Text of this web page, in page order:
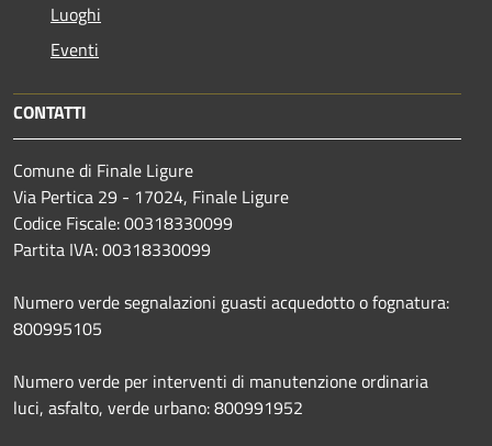
Luoghi
Eventi
CONTATTI
Comune di Finale Ligure
Via Pertica 29 - 17024, Finale Ligure
Codice Fiscale: 00318330099
Partita IVA: 00318330099
Numero verde segnalazioni guasti acquedotto o fognatura:
800995105
Numero verde per interventi di manutenzione ordinaria
luci, asfalto, verde urbano: 800991952